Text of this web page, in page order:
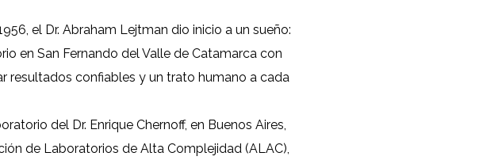
el Dr. Abraham Lejtman dio inicio a un sueño:
en San Fernando del Valle de Catamarca con
resultados confiables y un trato humano a cada
del Dr. Enrique Chernoff, en Buenos Aires,
de Laboratorios de Alta Complejidad (ALAC),